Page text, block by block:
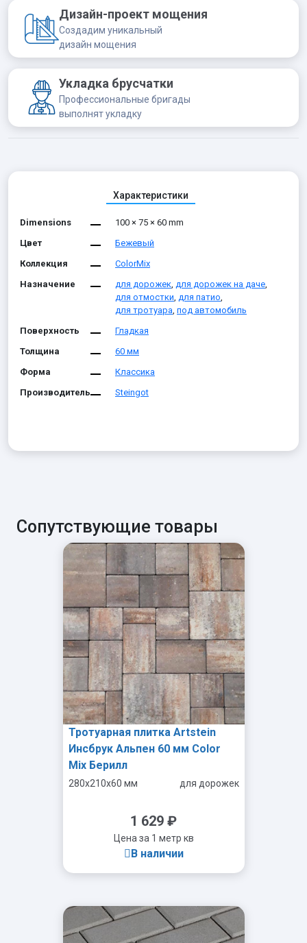
Дизайн-проект мощения
Создадим уникальный
дизайн мощения
Укладка брусчатки
Профессиональные бригады
выполнят укладку
Характеристики
Dimensions
100 × 75 × 60 mm
Цвет
Бежевый
Коллекция
ColorMix
Назначение
для дорожек, для дорожек на даче,
для отмостки, для патио,
для тротуара, под автомобиль
Поверхность
Гладкая
Толщина
60 мм
Форма
Классика
Производитель
Steingot
Сопутствующие товары
Тротуарная плитка Artstein
Инсбрук Альпен 60 мм Color
Mix Берилл
280x210x60 мм для дорожек
1 629 ₽
Цена за 1 метр кв
В наличии